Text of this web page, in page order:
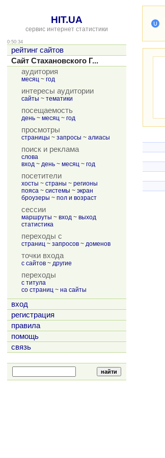
HIT.UA
сервис интернет статистики
0:50:34
рейтинг сайтов
Сайт Стахановского Г...
аудитория
месяц ~ год
интересы аудитории
сайты ~ тематики
посещаемость
день ~ месяц ~ год
просмотры
страницы ~ запросы ~ алиасы
поиск и реклама
слова
вход ~ день ~ месяц ~ год
посетители
хосты ~ страны ~ регионы
пояса ~ системы ~ экран
броузеры ~ пол и возраст
сессии
маршруты ~ вход ~ выход
статистика
переходы с
страниц ~ запросов ~ доменов
точки входа
с сайтов ~ другие
переходы
с титула
со страниц ~ на сайты
вход
регистрация
правила
помощь
связь